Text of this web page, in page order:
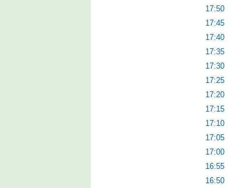
17:50
17:45
17:40
17:35
17:30
17:25
17:20
17:15
17:10
17:05
17:00
16:55
16:50